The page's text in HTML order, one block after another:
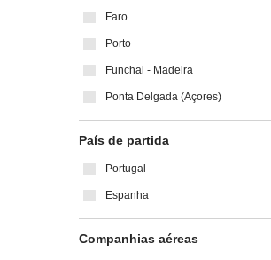
Faro
Porto
Funchal - Madeira
Ponta Delgada (Açores)
País de partida
Portugal
Espanha
Companhias aéreas